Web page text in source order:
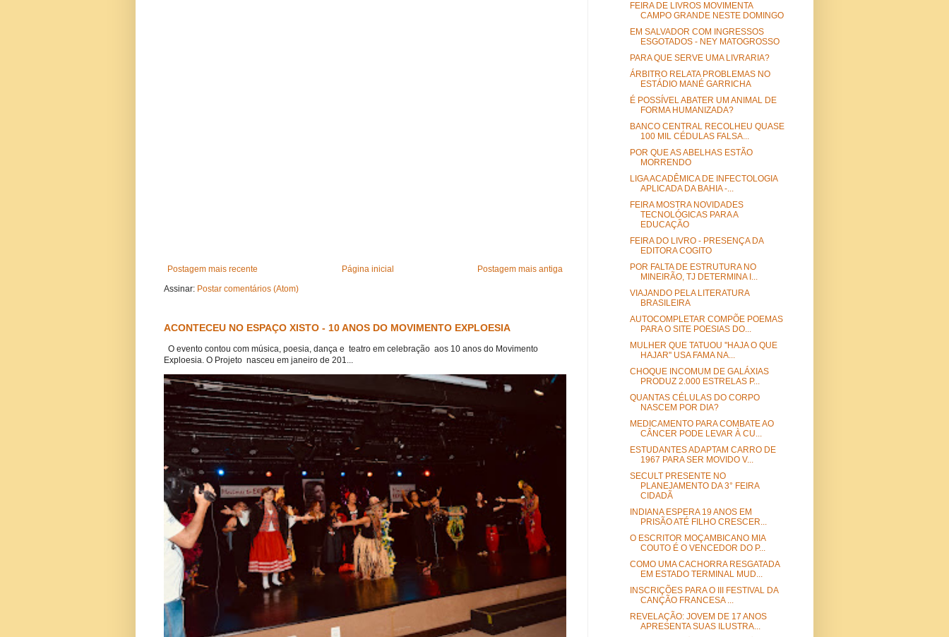
Postagem mais recente Postagem mais antiga
Página inicial
Assinar: Postar comentários (Atom)
ACONTECEU NO ESPAÇO XISTO - 10 ANOS DO MOVIMENTO EXPLOESIA
O evento contou com música, poesia, dança e teatro em celebração aos 10 anos do Movimento
Exploesia. O Projeto nasceu em janeiro de 201...
FEIRA DE LIVROS MOVIMENTA
CAMPO GRANDE NESTE DOMINGO
EM SALVADOR COM INGRESSOS
ESGOTADOS - NEY MATOGROSSO
PARA QUE SERVE UMA LIVRARIA?
ÁRBITRO RELATA PROBLEMAS NO
ESTÁDIO MANÉ GARRICHA
É POSSÍVEL ABATER UM ANIMAL DE
FORMA HUMANIZADA?
BANCO CENTRAL RECOLHEU QUASE
100 MIL CÉDULAS FALSA...
POR QUE AS ABELHAS ESTÃO
MORRENDO
LIGA ACADÊMICA DE INFECTOLOGIA
APLICADA DA BAHIA -...
FEIRA MOSTRA NOVIDADES
TECNOLÓGICAS PARA A
EDUCAÇÃO
FEIRA DO LIVRO - PRESENÇA DA
EDITORA COGITO
POR FALTA DE ESTRUTURA NO
MINEIRÃO, TJ DETERMINA I...
VIAJANDO PELA LITERATURA
BRASILEIRA
AUTOCOMPLETAR COMPÕE POEMAS
PARA O SITE POESIAS DO...
MULHER QUE TATUOU ''HAJA O QUE
HAJAR'' USA FAMA NA...
CHOQUE INCOMUM DE GALÁXIAS
PRODUZ 2.000 ESTRELAS P...
QUANTAS CÉLULAS DO CORPO
NASCEM POR DIA?
MEDICAMENTO PARA COMBATE AO
CÂNCER PODE LEVAR À CU...
ESTUDANTES ADAPTAM CARRO DE
1967 PARA SER MOVIDO V...
SECULT PRESENTE NO
PLANEJAMENTO DA 3° FEIRA
CIDADÃ
INDIANA ESPERA 19 ANOS EM
PRISÃO ATÉ FILHO CRESCER...
O ESCRITOR MOÇAMBICANO MIA
COUTO É O VENCEDOR DO P...
COMO UMA CACHORRA RESGATADA
EM ESTADO TERMINAL MUD...
INSCRIÇÕES PARA O III FESTIVAL DA
CANÇÃO FRANCESA ...
REVELAÇÃO: JOVEM DE 17 ANOS
APRESENTA SUAS ILUSTRA...